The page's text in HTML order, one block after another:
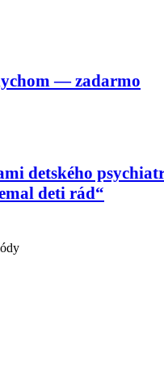
— zadarmo
detského
deti rád“